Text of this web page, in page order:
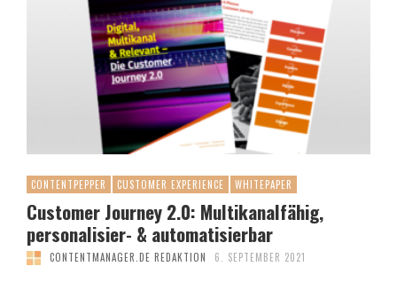
CONTENTPEPPER CUSTOMER EXPERIENCE WHITEPAPER
Customer Journey 2.0: Multikanalfähig,
personalisier- & automatisierbar
CONTENTMANAGER.DE REDAKTION 6. SEPTEMBER 2021